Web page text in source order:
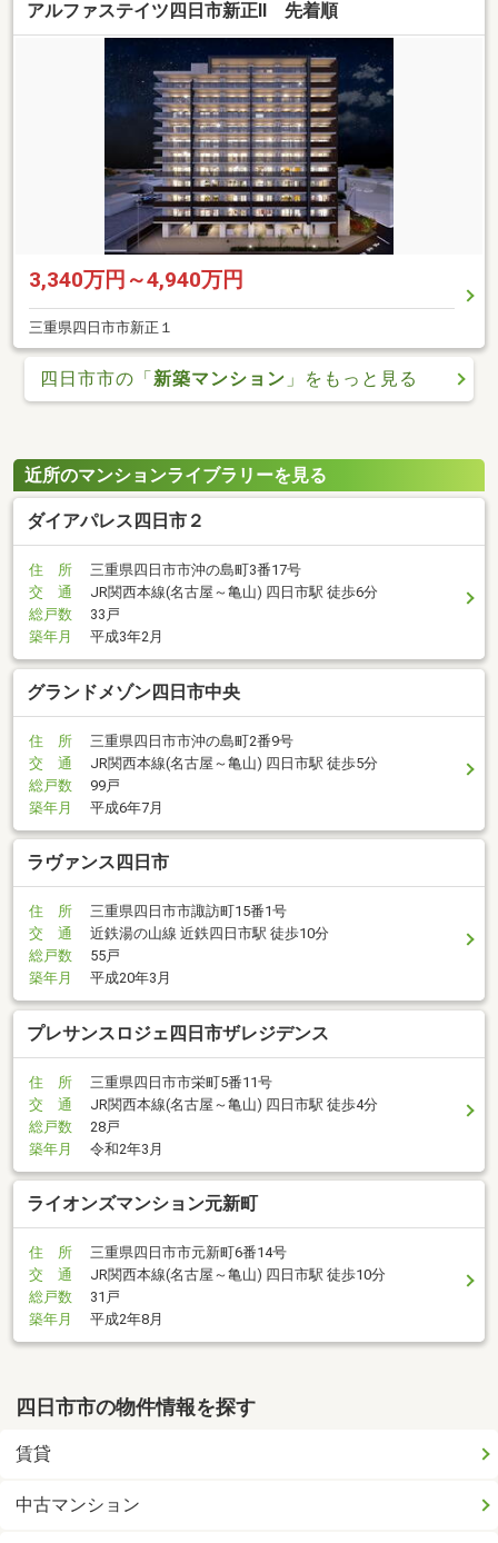
アルファステイツ四日市新正II 先着順
3,340万円～4,940万円
三重県四日市市新正１
四日市市の「 新築マンション 」をもっと見る
近所のマンションライブラリーを見る
ダイアパレス四日市２
住 所
三重県四日市市沖の島町3番17号
交 通
JR関西本線(名古屋～亀山) 四日市駅 徒歩6分
総戸数
33戸
築年月
平成3年2月
グランドメゾン四日市中央
住 所
三重県四日市市沖の島町2番9号
交 通
JR関西本線(名古屋～亀山) 四日市駅 徒歩5分
総戸数
99戸
築年月
平成6年7月
ラヴァンス四日市
住 所
三重県四日市市諏訪町15番1号
交 通
近鉄湯の山線 近鉄四日市駅 徒歩10分
総戸数
55戸
築年月
平成20年3月
プレサンスロジェ四日市ザレジデンス
住 所
三重県四日市市栄町5番11号
交 通
JR関西本線(名古屋～亀山) 四日市駅 徒歩4分
総戸数
28戸
築年月
令和2年3月
ライオンズマンション元新町
住 所
三重県四日市市元新町6番14号
交 通
JR関西本線(名古屋～亀山) 四日市駅 徒歩10分
総戸数
31戸
築年月
平成2年8月
四日市市の物件情報を探す
賃貸
中古マンション